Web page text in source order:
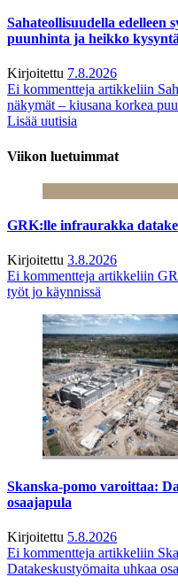
Sahateollisuudella edelleen
puunhinta ja heikko kysyntä
Kirjoitettu 7.8.2026
Ei kommentteja artikkeliin
näkymät – kiusana korkea
Lisää uutisia
Viikon luetuimmat
GRK:lle infraurakka
Kirjoitettu 3.8.2026
Ei kommentteja artikkeliin
työt jo käynnissä
Skanska-pomo varoittaa:
osaajapula
Kirjoitettu 5.8.2026
Ei kommentteja artikkeliin
Datakeskustyömaita uhkaa